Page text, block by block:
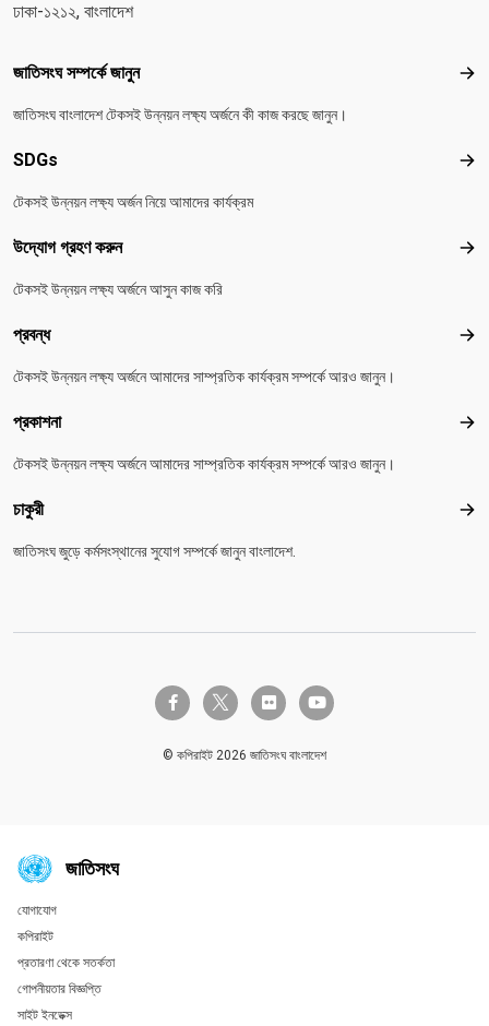
ঢাকা-১২১২, বাংলাদেশ
Footer menu
জাতিসংঘ সম্পর্কে জানুন
জাতিসংঘ বাংলাদেশ টেকসই উন্নয়ন লক্ষ্য অর্জনে কী কাজ করছে জানুন।
SDGs
টেকসই উন্নয়ন লক্ষ্য অর্জন নিয়ে আমাদের কার্যক্রম
উদ্যোগ গ্রহণ করুন
টেকসই উন্নয়ন লক্ষ্য অর্জনে আসুন কাজ করি
প্রবন্ধ
টেকসই উন্নয়ন লক্ষ্য অর্জনে আমাদের সাম্প্রতিক কার্যক্রম সম্পর্কে আরও জানুন।
প্রকাশনা
টেকসই উন্নয়ন লক্ষ্য অর্জনে আমাদের সাম্প্রতিক কার্যক্রম সম্পর্কে আরও জানুন।
চাকুরী চাকুরী
জাতিসংঘ জুড়ে কর্মসংস্থানের সুযোগ সম্পর্কে জানুন বাংলাদেশ.
facebook-ftwitter-x flickr youtube
© কপিরাইট 2026 জাতিসংঘ বাংলাদেশ
জাতিসংঘ
Global U.N. menu
যোগাযোগ
কপিরাইট
প্রতারণা থেকে সতর্কতা
গোপনীয়তার বিজ্ঞপ্তি
সাইট ইনডেক্স